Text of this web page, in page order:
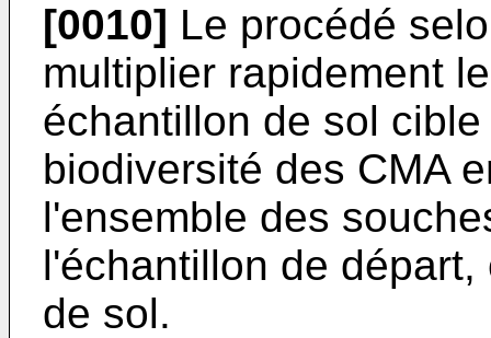
[0010] Le procédé
multiplier rapidement
échantillon de sol
biodiversité des CMA
l'ensemble des
l'échantillon de
de sol.